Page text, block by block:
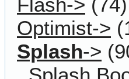
Optimist->
Splash->
Splash